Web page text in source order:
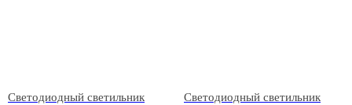
Светодиодный светильник
Светодиодный светильник